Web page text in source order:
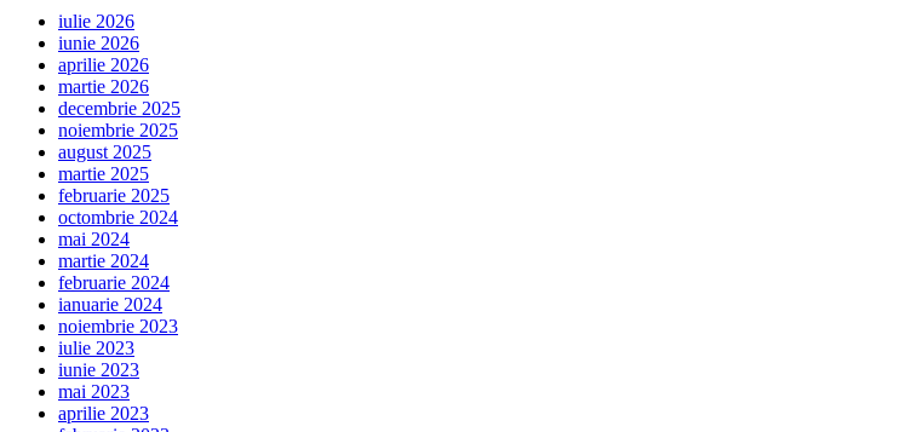
iulie 2026
iunie 2026
aprilie 2026
martie 2026
decembrie 2025
noiembrie 2025
august 2025
martie 2025
februarie 2025
octombrie 2024
mai 2024
martie 2024
februarie 2024
ianuarie 2024
noiembrie 2023
iulie 2023
iunie 2023
mai 2023
aprilie 2023